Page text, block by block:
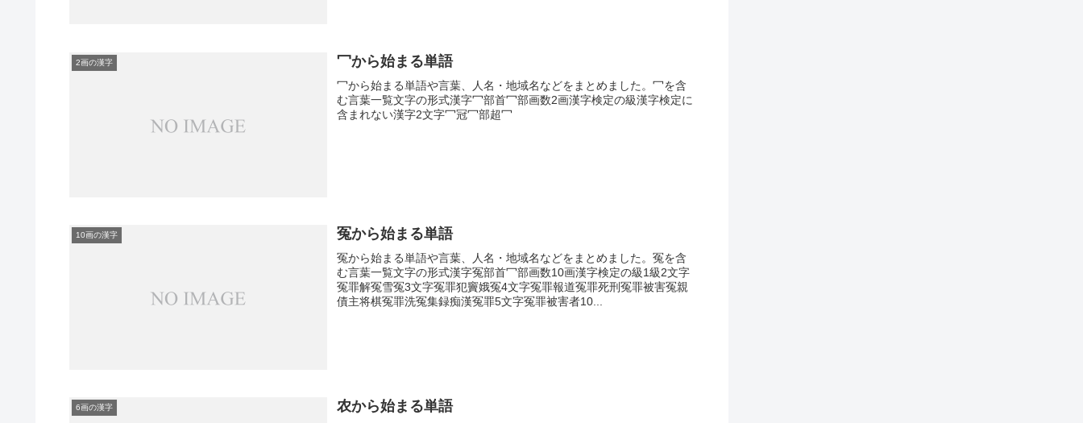
2画の漢字 冖から始まる単語
冖から始まる単語や言葉、人名・地域名などをまとめました。冖を含
む言葉一覧文字の形式漢字冖部首冖部画数2画漢字検定の級漢字検定に
含まれない漢字2文字冖冠冖部超冖
10画の漢字 冤から始まる単語
冤から始まる単語や言葉、人名・地域名などをまとめました。冤を含
む言葉一覧文字の形式漢字冤部首冖部画数10画漢字検定の級1級2文字
冤罪解冤雪冤3文字冤罪犯竇娥冤4文字冤罪報道冤罪死刑冤罪被害冤親
債主将棋冤罪洗冤集録痴漢冤罪5文字冤罪被害者10...
6画の漢字 农から始まる単語